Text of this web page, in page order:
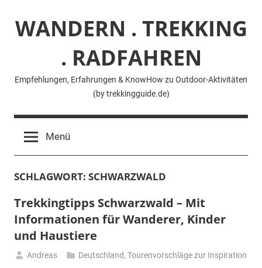
Inhalt
springenWANDERN . TREKKING
. RADFAHREN
Empfehlungen, Erfahrungen & KnowHow zu Outdoor-Aktivitäten
(by trekkingguide.de)
Menü
SCHLAGWORT: SCHWARZWALD
Trekkingtipps Schwarzwald – Mit
Informationen für Wanderer, Kinder
und Haustiere
Andreas Deutschland,Tourenvorschläge zur Inspiration